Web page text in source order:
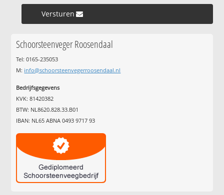
Versturen »
Schoorsteenveger Roosendaal
Tel: 0165-235053
M: info@schoorsteenvegerroosendaal.nl
Bedrijfsgegevens
KVK: 81420382
BTW: NL8620.828.33.B01
IBAN: NL65 ABNA 0493 9717 93